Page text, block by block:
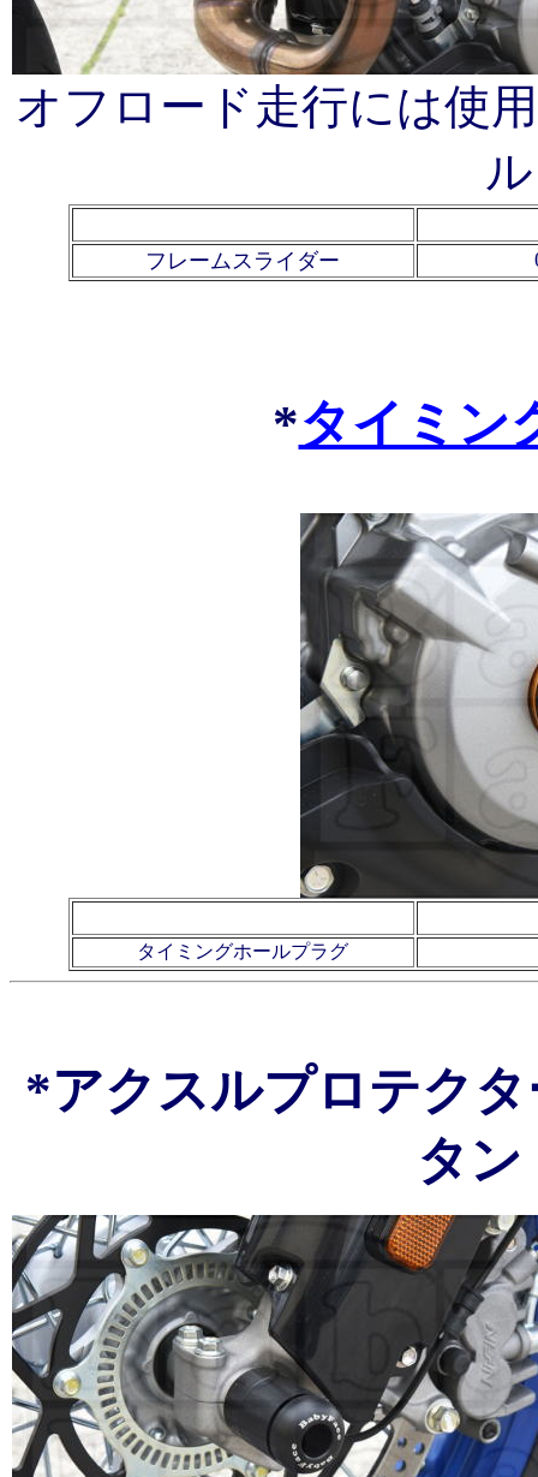
オフロード走行には使
フレームスライダー
*タイミン
タイミングホールプラグ
*アクスルプロテク
タ